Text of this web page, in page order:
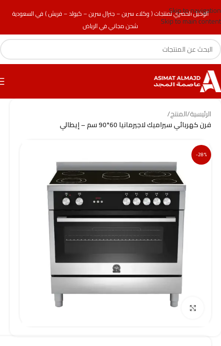
الوكيل الحصري لمنتجات ( وكلاء سرين – جنرال سرين – كيولد – فريش ) في السعودية
شحن مجاني في الرياض
Skip to navigation
Skip to main content
الرئيسية/المنتج/
فرن كهربائي سيراميك لاجيرمانيا 60*90 سم – إيطالي
-28%
Click to enlarge